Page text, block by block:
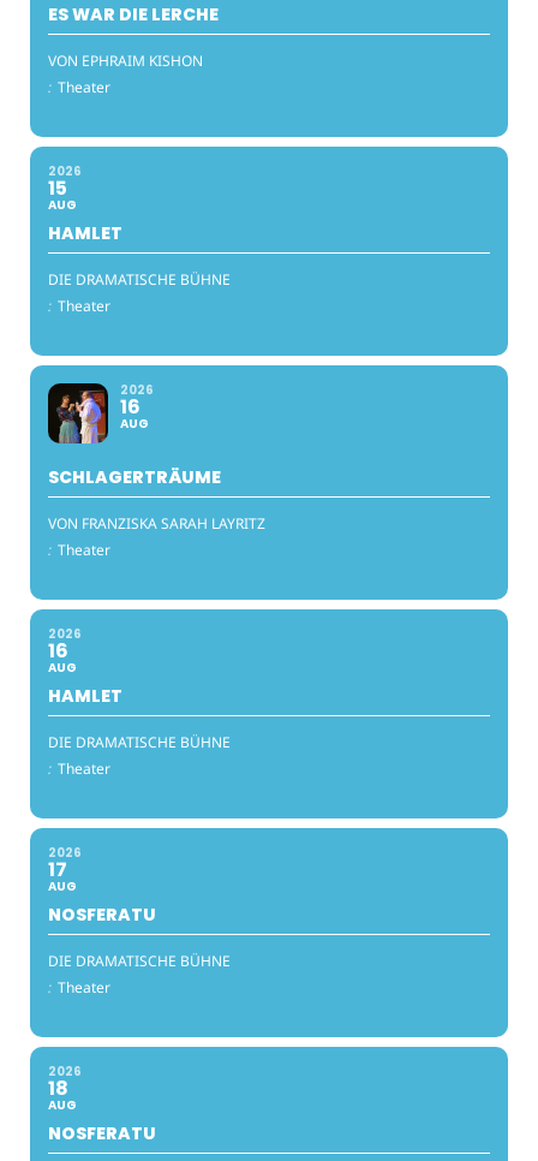
ES WAR DIE LERCHE
VON EPHRAIM KISHON
: Theater
2026
15
AUG
HAMLET
DIE DRAMATISCHE BÜHNE
: Theater
2026
16
AUG
SCHLAGERTRÄUME
VON FRANZISKA SARAH LAYRITZ
: Theater
2026
16
AUG
HAMLET
DIE DRAMATISCHE BÜHNE
: Theater
2026
17
AUG
NOSFERATU
DIE DRAMATISCHE BÜHNE
: Theater
2026
18
AUG
NOSFERATU